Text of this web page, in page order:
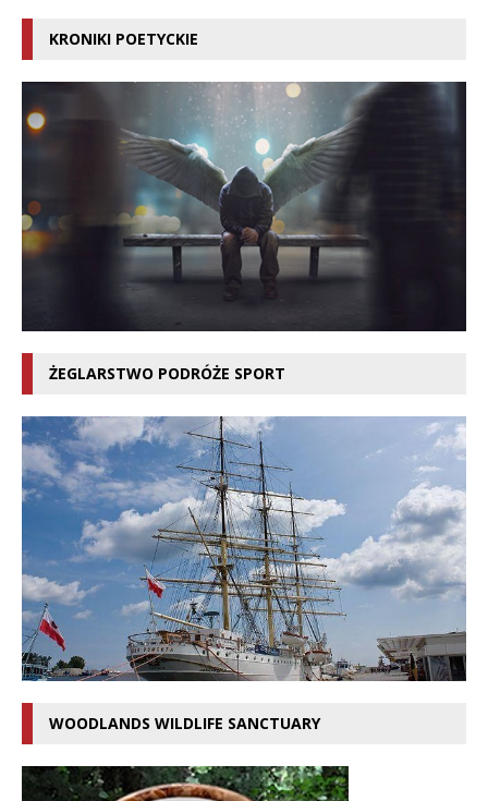
KRONIKI POETYCKIE
ŻEGLARSTWO PODRÓŻE SPORT
WOODLANDS WILDLIFE SANCTUARY